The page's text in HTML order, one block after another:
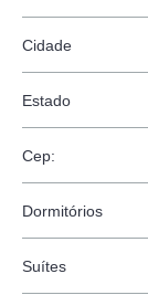
Cidade
Estado
Cep:
Dormitórios
Suítes